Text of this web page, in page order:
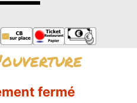
fermé